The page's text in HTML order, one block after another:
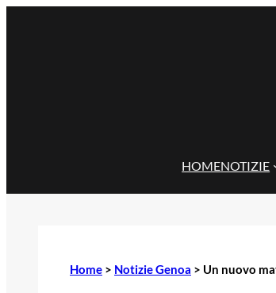
HOMENOTIZIE
Home > Notizie Genoa > Un nuovo